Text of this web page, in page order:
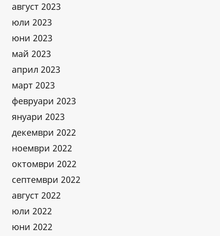
август 2023
юли 2023
юни 2023
май 2023
април 2023
март 2023
февруари 2023
януари 2023
декември 2022
ноември 2022
октомври 2022
септември 2022
август 2022
юли 2022
юни 2022